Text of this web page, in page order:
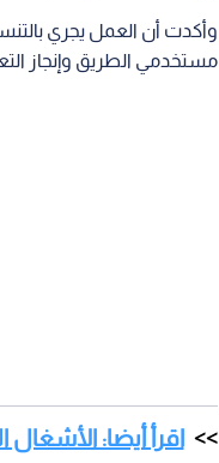
وأكدت أن العمل يجري
مستخدمي الطريق وإنجاز
اقرأ أيضا: